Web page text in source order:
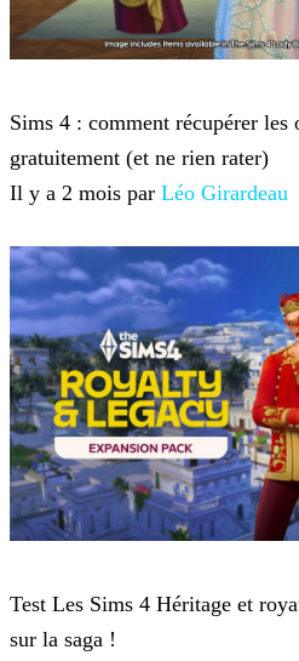
Sims 4 : comment récupérer les
gratuitement (et ne rien rater)
Il y a 2 mois par Léo Girardeau
Test Les Sims 4 Héritage et
sur la saga !